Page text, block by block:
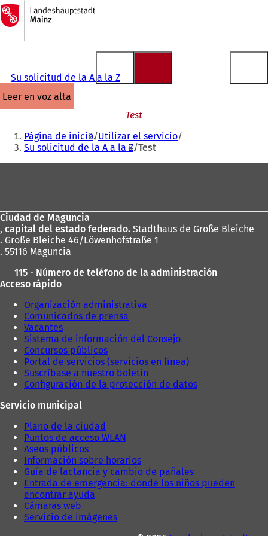
Saltar al contenido
A
la
página
Su solicitud de la A a la Z
leer en voz alta
Test
Estás
aquí:
Página de inicio Utilizar el servicio
Su solicitud de la A a la Z Test
pies
Ciudad de Maguncia
, capital del estado federado. Stadthaus de Große Bleiche
. Große Bleiche 46/Löwenhofstraße 1
. 55116 Maguncia
115 - Número de teléfono de la administración
Acceso rápido
Organización administrativa
Comunicados de prensa
Vacantes
Sistema de información del Consejo
Concursos públicos
Portal de servicios (servicios en línea)
Suscríbase a nuestro boletín
Configuración de la protección de datos
Servicio municipal
Plano de la ciudad
Puntos de acceso WLAN
Aseos públicos
Información sobre horarios
Guía de lactancia y cambio de pañales
Entrada de emergencia: donde los niños pueden
encontrar ayuda
Cámaras web
Servicio de imágenes